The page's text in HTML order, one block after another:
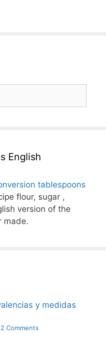
English
tablespoons
flour, sugar ,
version of the
made.
y medidas
Comments